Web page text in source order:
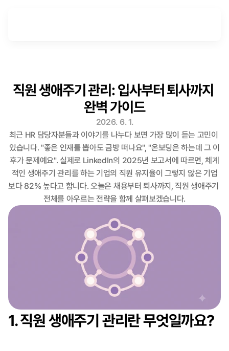
직원 생애주기 관리: 입사부터 퇴사까지
완벽 가이드
2026. 6. 1.
최근 HR 담당자분들과 이야기를 나누다 보면 가장 많이 듣는 고민이
있습니다. "좋은 인재를 뽑아도 금방 떠나요", "온보딩은 하는데 그 이
후가 문제예요". 실제로 LinkedIn의 2025년 보고서에 따르면, 체계
적인 생애주기 관리를 하는 기업의 직원 유지율이 그렇지 않은 기업
보다 82% 높다고 합니다. 오늘은 채용부터 퇴사까지, 직원 생애주기
전체를 아우르는 전략을 함께 살펴보겠습니다.
1. 직원 생애주기 관리란 무엇일까요?